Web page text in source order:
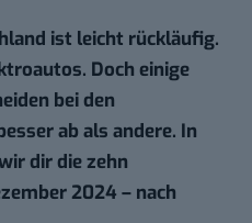
ist leicht rückläufig.
Doch einige
bei den
ab als andere. In
dir die zehn
2024 – nach